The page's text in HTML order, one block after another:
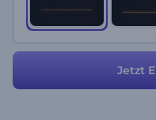
Jetzt